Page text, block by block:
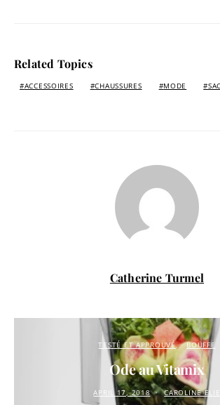
Related Topics
ACCESSOIRES CHAUSSURES MODE
Catherine Turmel
TESTÉ ET APPROUVÉ BOUFFE
Ode au Vitamix
APRIL 17, 2018 CAROLINE ELIE